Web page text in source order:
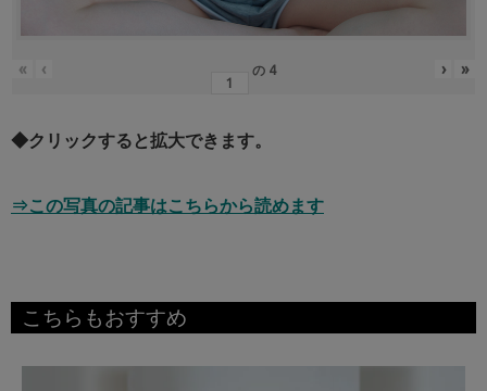
« ‹ の 4 › »
◆クリックすると拡大できます。
⇒この写真の記事はこちらから読めます
こちらもおすすめ